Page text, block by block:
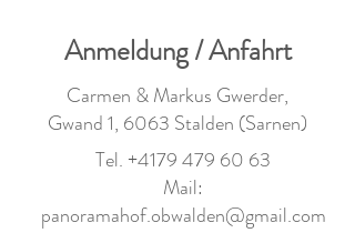
Anmeldung / Anfahrt
Carmen & Markus Gwerder,
Gwand 1, 6063 Stalden (Sarnen)
Tel. +4179 479 60 63
Mail:
panoramahof.obwalden@gmail.com